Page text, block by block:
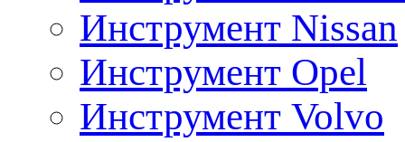
Инструмент Nissan
Инструмент Opel
Инструмент Volvo